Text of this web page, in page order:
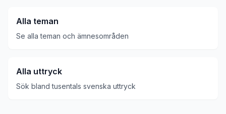
Alla teman
Se alla teman och ämnesområden
Alla uttryck
Sök bland tusentals svenska uttryck